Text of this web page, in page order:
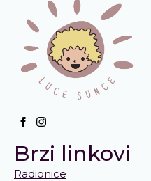
Brzi linkovi
Radionice